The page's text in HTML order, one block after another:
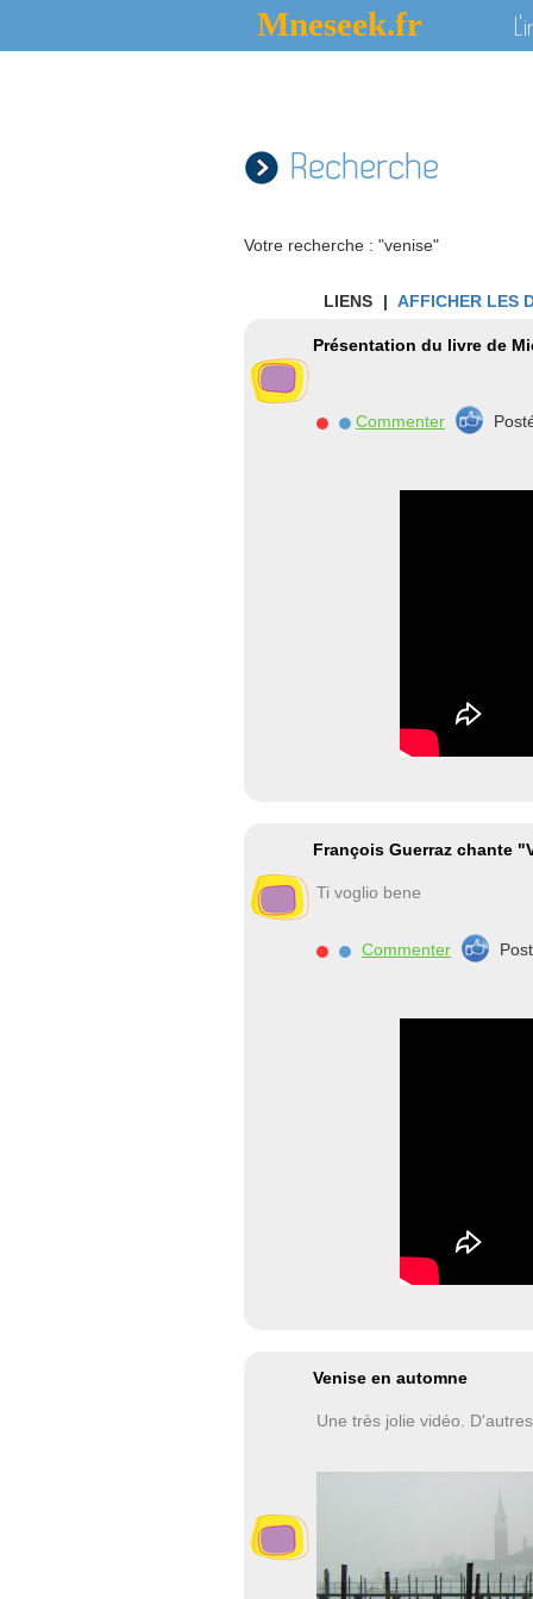
Mneseek.fr
Recherche
Votre recherche : "venise"
LIENS | AFFICHER LES
Présentation du livre de
Commenter
François Guerraz chante
Ti voglio bene
Commenter
Venise en automne
Une très jolie vidéo.